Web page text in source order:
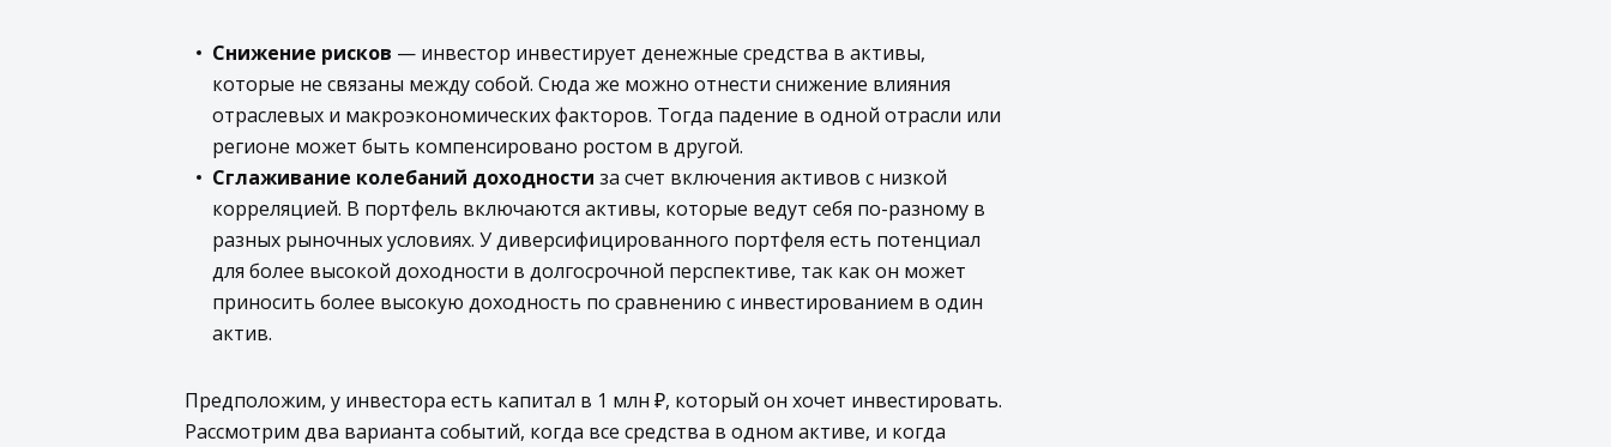
Снижение рисков — инвестор инвестирует денежные средства в активы,
которые не связаны между собой. Сюда же можно отнести снижение влияния
отраслевых и макроэкономических факторов. Тогда падение в одной отрасли или
регионе может быть компенсировано ростом в другой.
Сглаживание колебаний доходности за счет включения активов с низкой
корреляцией. В портфель включаются активы, которые ведут себя по-разному в
разных рыночных условиях. У диверсифицированного портфеля есть потенциал
для более высокой доходности в долгосрочной перспективе, так как он может
приносить более высокую доходность по сравнению с инвестированием в один
актив.
Предположим, у инвестора есть капитал в 1 млн ₽, который он хочет инвестировать.
Рассмотрим два варианта событий, когда все средства в одном активе, и когда